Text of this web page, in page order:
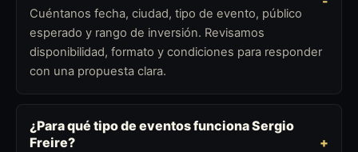
Cuéntanos fecha, ciudad, tipo de evento, público
esperado y rango de inversión. Revisamos
disponibilidad, formato y condiciones para responder
con una propuesta clara.
¿Para qué tipo de eventos funciona Sergio
Freire?